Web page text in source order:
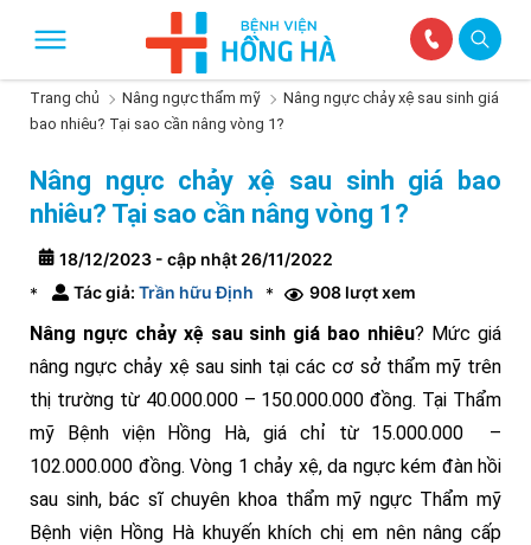
Trang chủ Nâng ngực thẩm mỹ
Nâng ngực chảy xệ sau sinh giá
bao nhiêu? Tại sao cần nâng vòng 1?
Nâng ngực chảy xệ sau sinh giá bao
nhiêu? Tại sao cần nâng vòng 1?
18/12/2023 - cập nhật 26/11/2022
*
Tác giả: Trần hữu Định * 908 lượt xem
Nâng ngực chảy xệ sau sinh giá bao nhiêu? Mức giá
nâng ngực chảy xệ sau sinh tại các cơ sở thẩm mỹ trên
thị trường từ 40.000.000 – 150.000.000 đồng. Tại Thẩm
mỹ Bệnh viện Hồng Hà, giá chỉ từ 15.000.000 –
102.000.000 đồng. Vòng 1 chảy xệ, da ngực kém đàn hồi
sau sinh, bác sĩ chuyên khoa thẩm mỹ ngực Thẩm mỹ
Bệnh viện Hồng Hà khuyến khích chị em nên nâng cấp